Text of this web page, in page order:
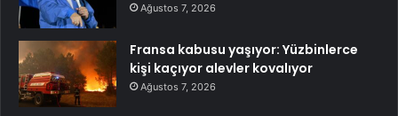
Ağustos 7, 2026
Fransa kabusu yaşıyor: Yüzbinlerce
kişi kaçıyor alevler kovalıyor
Ağustos 7, 2026